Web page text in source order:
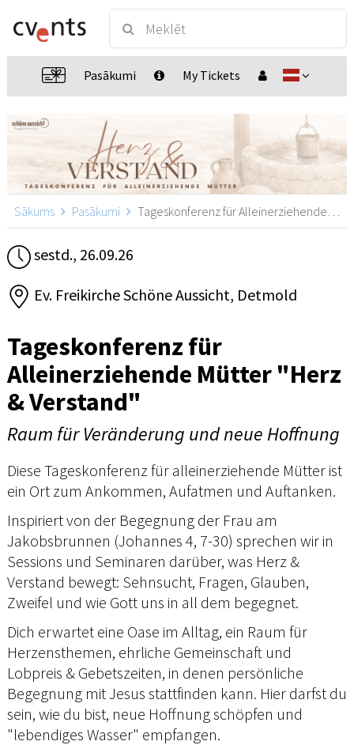
Pasākumi My Tickets
Sākums Pasākumi Tageskonferenz für Alleinerziehende Mütter "Herz & Verstand", Detmold
sestd., 26.09.26
Ev. Freikirche Schöne Aussicht, Detmold
Tageskonferenz für
Alleinerziehende Mütter "Herz
& Verstand"
Raum für Veränderung und neue Hoffnung
Diese Tageskonferenz für alleinerziehende Mütter ist
ein Ort zum Ankommen, Aufatmen und Auftanken.
Inspiriert von der Begegnung der Frau am
Jakobsbrunnen (Johannes 4, 7-30) sprechen wir in
Sessions und Seminaren darüber, was Herz &
Verstand bewegt: Sehnsucht, Fragen, Glauben,
Zweifel und wie Gott uns in all dem begegnet.
Dich erwartet eine Oase im Alltag, ein Raum für
Herzensthemen, ehrliche Gemeinschaft und
Lobpreis & Gebetszeiten, in denen persönliche
Begegnung mit Jesus stattfinden kann. Hier darfst du
sein, wie du bist, neue Hoffnung schöpfen und
"lebendiges Wasser" empfangen.